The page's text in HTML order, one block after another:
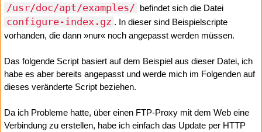
/usr/doc/apt/examples/ befindet sich die Datei
configure-index.gz . In dieser sind Beispielscripte
vorhanden, die dann »nur« noch angepasst werden müssen.
Das folgende Script basiert auf dem Beispiel aus dieser Datei, ich
habe es aber bereits angepasst und werde mich im Folgenden auf
dieses veränderte Script beziehen.
Da ich Probleme hatte, über einen FTP-Proxy mit dem Web eine
Verbindung zu erstellen, habe ich einfach das Update per HTTP